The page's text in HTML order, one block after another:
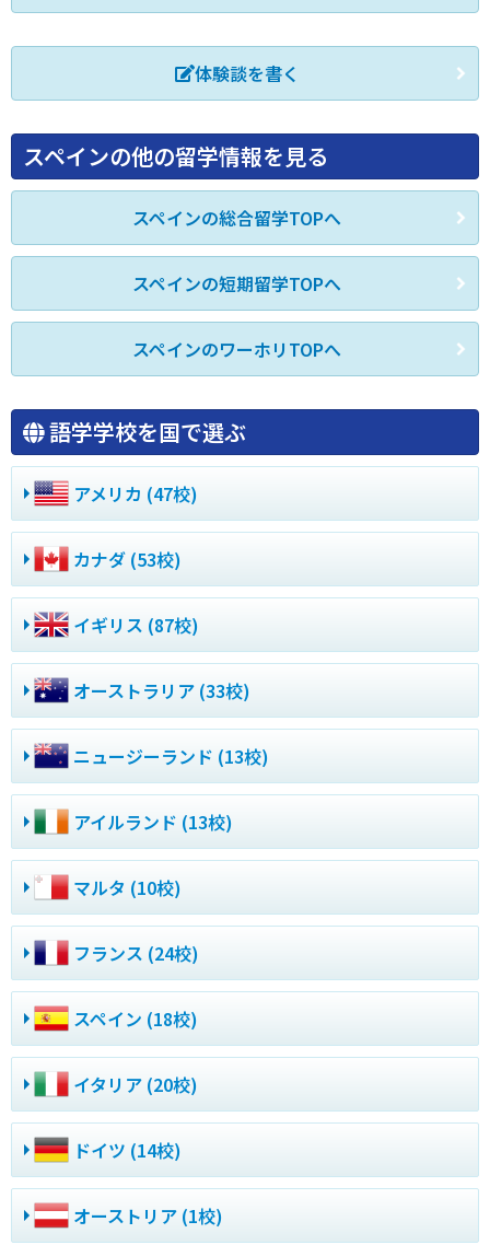
体験談を書く
スペインの他の留学情報を見る
スペインの総合留学TOPへ
スペインの短期留学TOPへ
スペインのワーホリTOPへ
語学学校を国で選ぶ
アメリカ (47校)
カナダ (53校)
イギリス (87校)
オーストラリア (33校)
ニュージーランド (13校)
アイルランド (13校)
マルタ (10校)
フランス (24校)
スペイン (18校)
イタリア (20校)
ドイツ (14校)
オーストリア (1校)